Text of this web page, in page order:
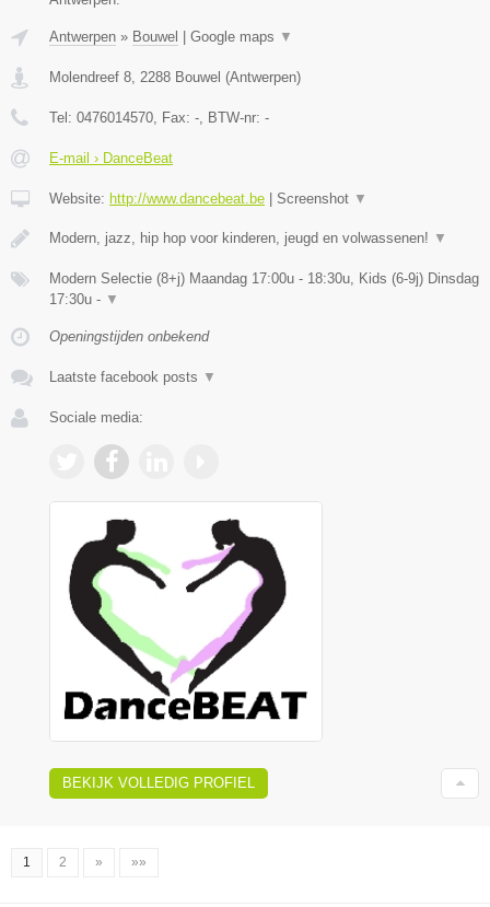
Antwerpen » Bouwel Google maps ▼
Molendreef 8 2288 Bouwel (Antwerpen)
Tel: 0476014570 , Fax: - , BTW-nr: -
E-mail › DanceBeat
Website: http://www.dancebeat.be Screenshot ▼
Modern, jazz, hip hop voor kinderen, jeugd en volwassenen! ▼
Modern Selectie (8+j) Maandag 17:00u - 18:30u, Kids (6-9j) Dinsdag
17:30u - ▼
Openingstijden onbekend
Laatste facebook posts ▼
Sociale media:
BEKIJK VOLLEDIG PROFIEL
1 2 » »»